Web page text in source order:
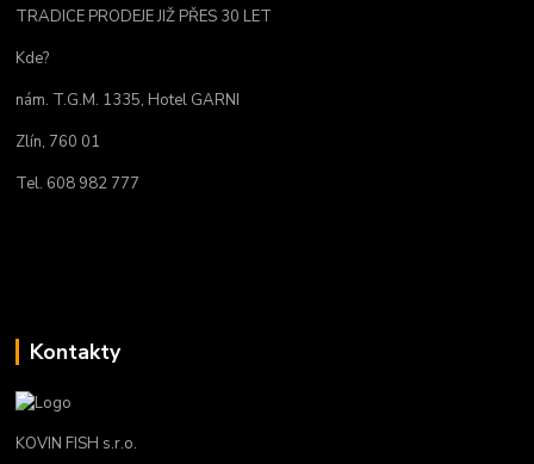
TRADICE PRODEJE JIŽ PŘES 30 LET
Kde?
nám. T.G.M. 1335, Hotel GARNI
Zlín, 760 01
Tel. 608 982 777
Kontakty
KOVIN FISH s.r.o.